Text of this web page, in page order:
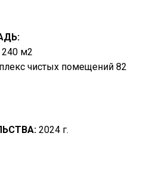
м2
чистых помещений 82
2024 г.